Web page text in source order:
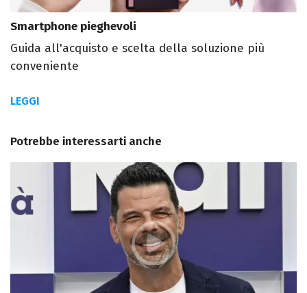
Smartphone pieghevoli
Guida all'acquisto e scelta della soluzione più
conveniente
LEGGI
Potrebbe interessarti anche